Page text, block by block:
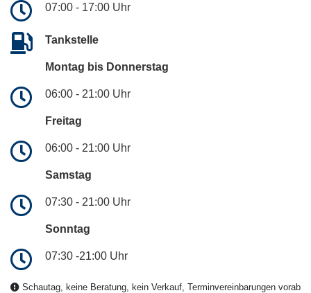
07:00 - 17:00 Uhr
Tankstelle
Montag bis Donnerstag
06:00 - 21:00 Uhr
Freitag
06:00 - 21:00 Uhr
Samstag
07:30 - 21:00 Uhr
Sonntag
07:30 -21:00 Uhr
Schautag, keine Beratung, kein Verkauf, Terminvereinbarungen vorab